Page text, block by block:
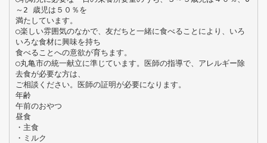
～2 歳児は５０％を
満たしています。
○楽しい雰囲気のなかで、友だちと一緒に食べることにより、いろ
いろな食材に興味を持ち
食べることへの意欲が育ちます。
○丸亀市の統一献立に準じています。医師の指導で、アレルギー除
去食が必要な方は、
ご相談ください。医師の証明が必要になります。
年齢
午前のおやつ
昼食
・主食
・ミルク